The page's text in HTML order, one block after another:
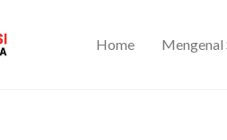
Home Mengenal